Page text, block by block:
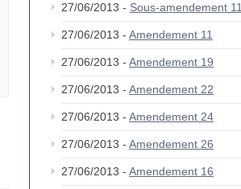
27/06/2013 - Sous-amendement 11
27/06/2013 - Amendement 11
27/06/2013 - Amendement 19
27/06/2013 - Amendement 22
27/06/2013 - Amendement 24
27/06/2013 - Amendement 26
27/06/2013 - Amendement 16